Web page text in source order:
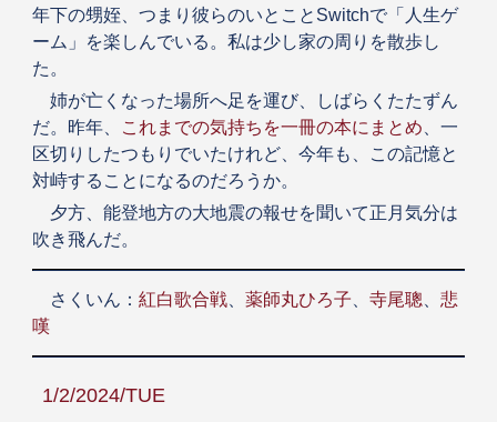
年下の甥姪、つまり彼らのいとことSwitchで「人生ゲ
ーム」を楽しんでいる。私は少し家の周りを散歩し
た。
姉が亡くなった場所へ足を運び、しばらくたたずん
だ。昨年、
これまでの気持ちを一冊の本にまとめ、一
区切りしたつもりでいたけれど、今年も、この記憶と
対峙することになるのだろうか。
夕方、能登地方の大地震の報せを聞いて正月気分は
吹き飛んだ。
さくいん： 紅白歌合戦、 薬師丸ひろ子、 寺尾聰、 悲
嘆
1/2/2024/TUE